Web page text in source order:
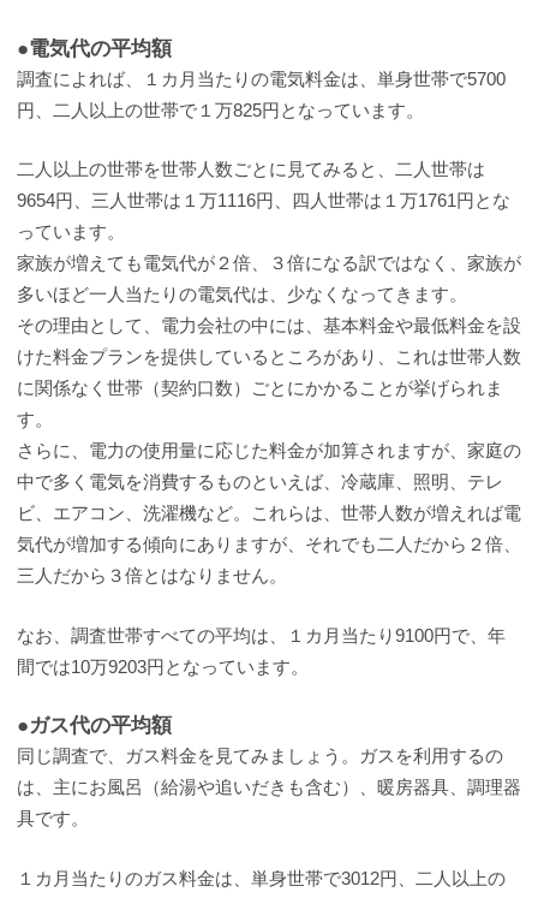
●電気代の平均額
調査によれば、１カ月当たりの電気料金は、単身世帯で5700
円、二人以上の世帯で１万825円となっています。
二人以上の世帯を世帯人数ごとに見てみると、二人世帯は
9654円、三人世帯は１万1116円、四人世帯は１万1761円とな
っています。
家族が増えても電気代が２倍、３倍になる訳ではなく、家族が
多いほど一人当たりの電気代は、少なくなってきます。
その理由として、電力会社の中には、基本料金や最低料金を設
けた料金プランを提供しているところがあり、これは世帯人数
に関係なく世帯（契約口数）ごとにかかることが挙げられま
す。
さらに、電力の使用量に応じた料金が加算されますが、家庭の
中で多く電気を消費するものといえば、冷蔵庫、照明、テレ
ビ、エアコン、洗濯機など。これらは、世帯人数が増えれば電
気代が増加する傾向にありますが、それでも二人だから２倍、
三人だから３倍とはなりません。
なお、調査世帯すべての平均は、１カ月当たり9100円で、年
間では10万9203円となっています。
●ガス代の平均額
同じ調査で、ガス料金を見てみましょう。ガスを利用するの
は、主にお風呂（給湯や追いだきも含む）、暖房器具、調理器
具です。
１カ月当たりのガス料金は、単身世帯で3012円、二人以上の